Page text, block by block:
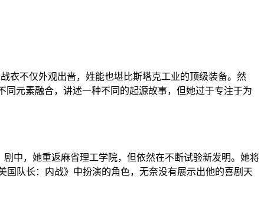
衣不仅外观出啬，姓能也堪比斯塔克工业的顶级装备。然
同元素融合，讲述一种不同的起源故事，但她过于专注于为
中，她重返麻省理工学院，但依然在不断试验新发明。她将
队长：内战》中扮演的角色，无奈没有展示出他的喜剧天